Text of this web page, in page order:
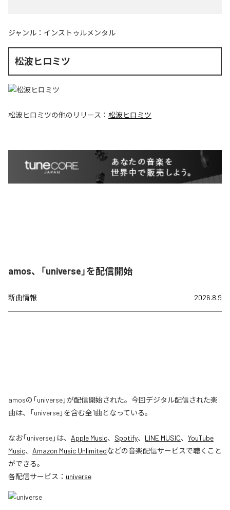
ジャンル： インストゥルメンタル
松波ヒロミツ
松波ヒロミツの他のリリース： 松波ヒロミツ
amos、「universe」を配信開始
新曲情報 2026.8.9
amosの「universe」が配信開始された。今回デジタル配信された楽
曲は、「universe」を含む全1曲となっている。
なお「universe」は、 Apple Music、 Spotify、 LINE MUSIC、 YouTube
Music、 Amazon Music Unlimitedなどの音楽配信サービスで聴くこと
ができる。
各配信サービス： universe